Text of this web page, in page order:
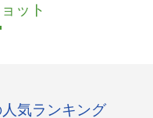
ット
人気ランキング